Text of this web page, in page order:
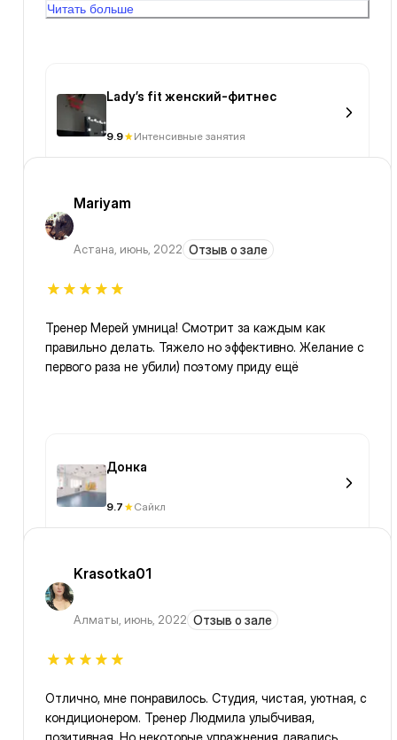
самые лучшие тренеры.
Читать больше
Lady’s fit женский-фитнес
9.9 Интенсивные занятия
Mariyam
Астана, июнь, 2022 Отзыв о зале
Тренер Мерей умница! Смотрит за каждым как
правильно делать. Тяжело но эффективно. Желание с
первого раза не убили) поэтому приду ещё
Донка
9.7 Сайкл
Krasotka01
Алматы, июнь, 2022 Отзыв о зале
Отлично, мне понравилось. Студия, чистая, уютная, с
кондиционером. Тренер Людмила улыбчивая,